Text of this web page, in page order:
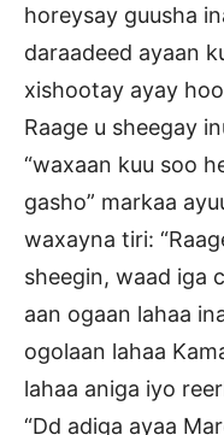
horeysay guusha
daraadeed ayaan
xishootay ayay
Raage u sheegay
“waxaan kuu soo
gasho” markaa
waxayna tiri:
sheegin, waad iga
aan ogaan lahaa
ogolaan lahaa
lahaa aniga iyo
“Dd adiga ayaa